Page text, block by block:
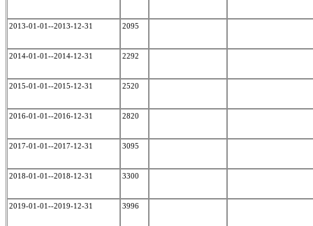
2013-01-01--2013-12-31 2095
2014-01-01--2014-12-31 2292
2015-01-01--2015-12-31 2520
2016-01-01--2016-12-31 2820
2017-01-01--2017-12-31 3095
2018-01-01--2018-12-31 3300
2019-01-01--2019-12-31 3996